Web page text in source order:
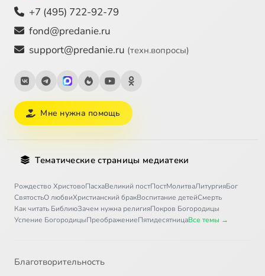
+7 (495) 722-92-79
fond@predanie.ru
support@predanie.ru (техн.вопросы)
Мне нужна помощь
Тематические страницы медиатеки
Рождество ХристовоПасхаВеликий постПостМолитваЛитургияБог
СвятостьО любвиХристианский бракВоспитание детейСмерть
Как читать БиблиюЗачем нужна религияПокров Богородицы
Успение БогородицыПреображениеПятидесятницаВсе темы →
Благотворительность